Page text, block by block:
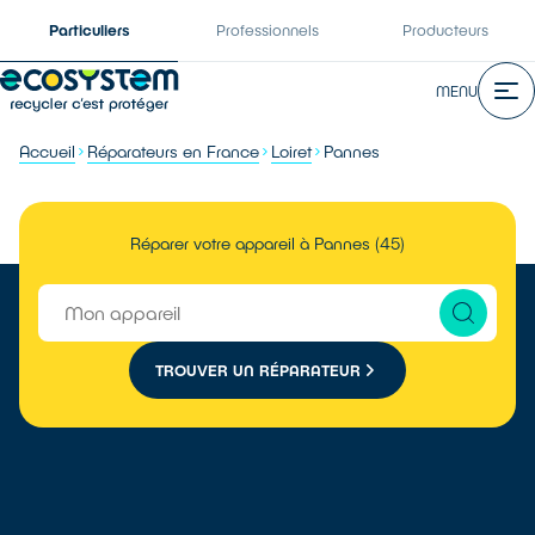
Particuliers Professionnels Producteurs
MENU
Accueil Réparateurs en France Loiret Pannes
Réparer votre appareil à Pannes (45)
TROUVER UN RÉPARATEUR